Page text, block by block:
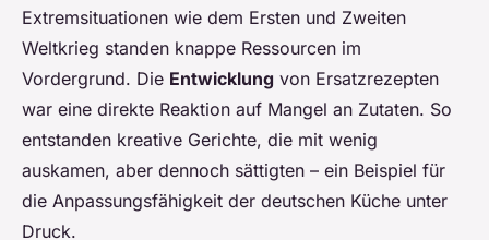
Extremsituationen wie dem Ersten und Zweiten
Weltkrieg standen knappe Ressourcen im
Vordergrund. Die Entwicklung von Ersatzrezepten
war eine direkte Reaktion auf Mangel an Zutaten. So
entstanden kreative Gerichte, die mit wenig
auskamen, aber dennoch sättigten – ein Beispiel für
die Anpassungsfähigkeit der deutschen Küche unter
Druck.